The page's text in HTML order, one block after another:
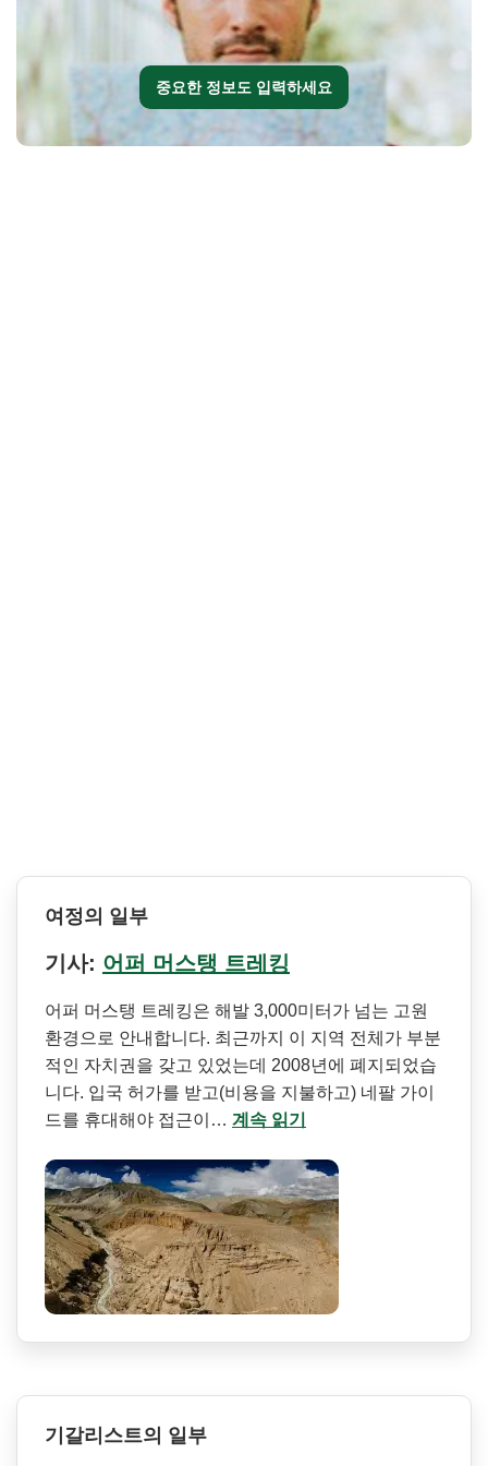
중요한 정보도 입력하세요
여정의 일부
기사: 어퍼 머스탱 트레킹
어퍼 머스탱 트레킹은 해발 3,000미터가 넘는 고원
환경으로 안내합니다. 최근까지 이 지역 전체가 부분
적인 자치권을 갖고 있었는데 2008년에 폐지되었습
니다. 입국 허가를 받고(비용을 지불하고) 네팔 가이
드를 휴대해야 접근이… 계속 읽기
기갈리스트의 일부